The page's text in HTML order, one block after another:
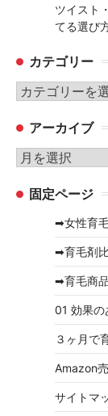
ツイスト
てる選び
カテゴリー
カ
ゴ
リ
ー
アーカイブ
ア
カ 固定ページ
➡女性育
➡育毛剤
➡育毛商
01 効果の
３ヶ月で
Amazon
サイトマ